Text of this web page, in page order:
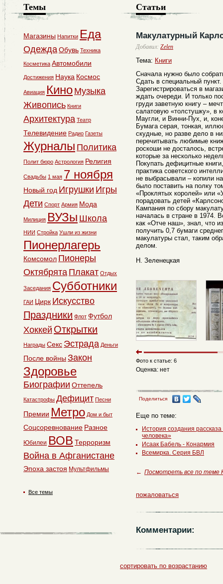
Статьи
Макулатурный
Добавил: Zelen
Тема: Книги
Сначала нужно было
Сдать в специальный
Зарегистрироваться в
ждать очереди. И только
груди заветную книгу –
салатовую «толстушку», в
Маугли, и Винни-Пух, и,
Бумага серая, тонкая,
скудные, но разве дело в
перечитывать любимые
роскоши не досталось,
которые за несколько
Покупать дефицитные
практика советского
не выбрасывали – копили
было поставить на полку
«Проклятых королей» или
порадовать детей
Кампания по сбору
началась в стране в 1974.
как «Отче наш», знал, что
получить 0,7 бумаги
макулатуры стал, таким
делом.
Н. Зеленецкая
Фото к статье: 6
Оценка: нет
Поделиться
Еще по теме:
История создания
человека»
Исаак Бабель - Конармия
Всемирка. Серия БВЛ
← Посмотреть все по теме
пожаловаться
Комментарии:
сортировать по возрастанию
Темы
Магазины Напитки Еда
ОдеждаОбувь Техника
Косметика Автомобили
Достижения Наука Космос
Авиация Кино Музыка
Живопись Книги
Архитектура Театр
Телевидение Радио Газеты
Журналы Политика
Полит бюро Астрология Религия
Свадьбы 1 мая 7 ноября
Новый год Игрушки Игры
Дети Спорт Армия Мода
Милиция ВУЗы Школа
НИИ Стройка Ушли из жизни
Пионерлагерь
Комсомол Пионеры
Октябрята Плакат Отдых
Заседания Субботники
ГАИ Цирк Искусство
Праздники Флот Футбол
Хоккей Открытки
Награды Секс Эстрада Деньги
После войны Закон
Здоровье
Биографии Оттепель
Катастрофы Дефицит Песни
Премии Метро Дом и быт
Соцсоревнование Разное
Юбилеи ВОВ Терроризм
Война в Афганистане
Эпоха застоя Мультфильмы
Все темы